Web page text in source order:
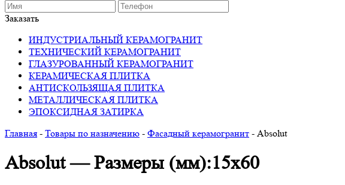
Заказать
ИНДУСТРИАЛЬНЫЙ КЕРАМОГРАНИТ
ТЕХНИЧЕСКИЙ КЕРАМОГРАНИТ
ГЛАЗУРОВАННЫЙ КЕРАМОГРАНИТ
КЕРАМИЧЕСКАЯ ПЛИТКА
АНТИСКОЛЬЗЯЩАЯ ПЛИТКА
МЕТАЛЛИЧЕСКАЯ ПЛИТКА
ЭПОКСИДНАЯ ЗАТИРКА
Главная - Товары по назначению - Фасадный керамогранит - Absolut
Absolut — Размеры (мм):15х60